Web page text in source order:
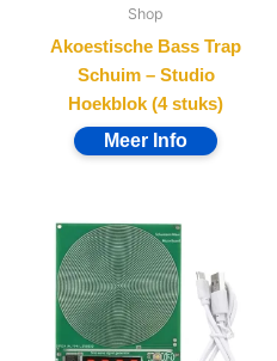
Shop
Akoestische Bass Trap
Schuim – Studio
Hoekblok (4 stuks)